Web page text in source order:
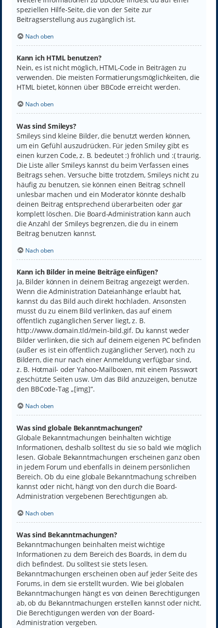
speziellen Hilfe-Seite, die von der Seite zur
Beitragserstellung aus zugänglich ist.
Nach oben
Kann ich HTML benutzen?
Nein, es ist nicht möglich, HTML-Code in Beiträgen zu
verwenden. Die meisten Formatierungsmöglichkeiten, die
HTML bietet, können über BBCode erreicht werden.
Nach oben
Was sind Smileys?
Smileys sind kleine Bilder, die benutzt werden können,
um ein Gefühl auszudrücken. Für jeden Smiley gibt es
einen kurzen Code, z. B. bedeutet :) fröhlich und :( traurig.
Die Liste aller Smileys kannst du beim Verfassen eines
Beitrags sehen. Versuche bitte trotzdem, Smileys nicht zu
häufig zu benutzen, sie können einen Beitrag schnell
unlesbar machen und ein Moderator könnte deshalb
deinen Beitrag entsprechend überarbeiten oder gar
komplett löschen. Die Board-Administration kann auch
die Anzahl der Smileys begrenzen, die du in einem
Beitrag benutzen kannst.
Nach oben
Kann ich Bilder in meine Beiträge einfügen?
Ja, Bilder können in deinem Beitrag angezeigt werden.
Wenn die Administration Dateianhänge erlaubt hat,
kannst du das Bild auch direkt hochladen. Ansonsten
musst du zu einem Bild verlinken, das auf einem
öffentlich zugänglichen Server liegt, z. B.
http://www.domain.tld/mein-bild.gif. Du kannst weder
Bilder verlinken, die sich auf deinem eigenen PC befinden
(außer es ist ein öffentlich zugänglicher Server), noch zu
Bildern, die nur nach einer Anmeldung verfügbar sind,
z. B. Hotmail- oder Yahoo-Mailboxen, mit einem Passwort
geschützte Seiten usw. Um das Bild anzuzeigen, benutze
den BBCode-Tag „[img]“.
Nach oben
Was sind globale Bekanntmachungen?
Globale Bekanntmachungen beinhalten wichtige
Informationen, deshalb solltest du sie so bald wie möglich
lesen. Globale Bekanntmachungen erscheinen ganz oben
in jedem Forum und ebenfalls in deinem persönlichen
Bereich. Ob du eine globale Bekanntmachung schreiben
kannst oder nicht, hängt von den durch die Board-
Administration vergebenen Berechtigungen ab.
Nach oben
Was sind Bekanntmachungen?
Bekanntmachungen beinhalten meist wichtige
Informationen zu dem Bereich des Boards, in dem du
dich befindest. Du solltest sie stets lesen.
Bekanntmachungen erscheinen oben auf jeder Seite des
Forums, in dem sie erstellt wurden. Wie bei globalen
Bekanntmachungen hängt es von deinen Berechtigungen
ab, ob du Bekanntmachungen erstellen kannst oder nicht.
Die Berechtigungen werden von der Board-
Administration vergeben.